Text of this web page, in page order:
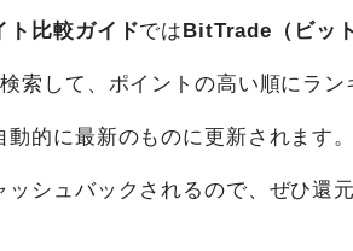
ト比較ガイドではBitTrade（ビッ
索して、ポイントの高い順にラン
的に最新のものに更新されます
シュバックされるので、ぜひ還